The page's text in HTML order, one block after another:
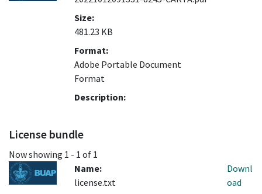
Size:
481.23 KB
Format:
Adobe Portable Document
Format
Description:
License bundle
Now showing 1 - 1 of 1
Name:
license.txt
Downl
oad